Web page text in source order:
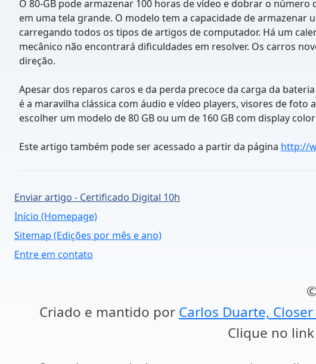
O 80-GB pode armazenar 100 horas de vídeo e dobrar o
em uma tela grande. O modelo tem a capacidade de
carregando todos os tipos de artigos de computador. Há um
mecânico não encontrará dificuldades em resolver. Os carros
direção.
Apesar dos reparos caros e da perda precoce da carga da
é a maravilha clássica com áudio e vídeo players, visores de
escolher um modelo de 80 GB ou um de 160 GB com display
Este artigo também pode ser acessado a partir da página http://
Enviar artigo - Certificado Digital 10h
Início (Homepage)
Sitemap (Edições por mês e ano)
Entre em contato
Criado e mantido por Carlos Duarte,
Clique no